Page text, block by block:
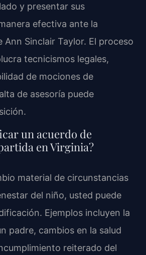
y presentar sus
efectiva ante la
Ann Sinclair Taylor. El proceso
tecnicismos legales,
de mociones de
de asesoría puede
un acuerdo de
en Virginia?
material de circunstancias
del niño, usted puede
Ejemplos incluyen la
padre, cambios en la salud
reiterado del